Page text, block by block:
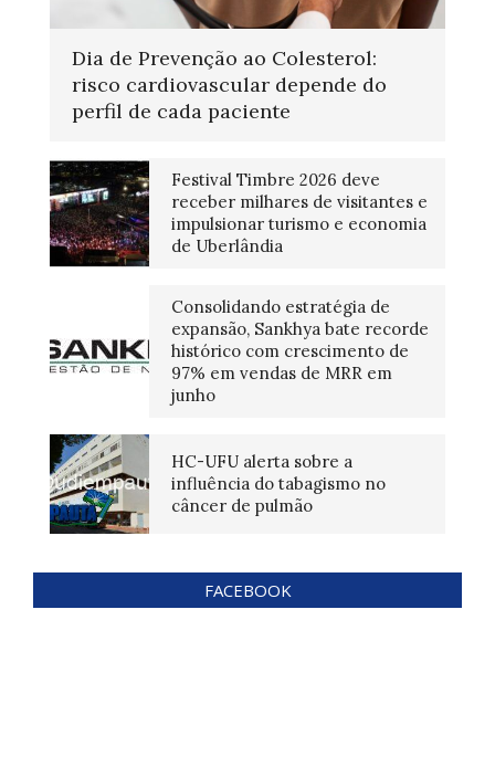
Dia de Prevenção ao Colesterol:
risco cardiovascular depende do
perfil de cada paciente
Festival Timbre 2026 deve
receber milhares de visitantes e
impulsionar turismo e economia
de Uberlândia
Consolidando estratégia de
expansão, Sankhya bate recorde
histórico com crescimento de
97% em vendas de MRR em
junho
HC-UFU alerta sobre a
influência do tabagismo no
câncer de pulmão
FACEBOOK